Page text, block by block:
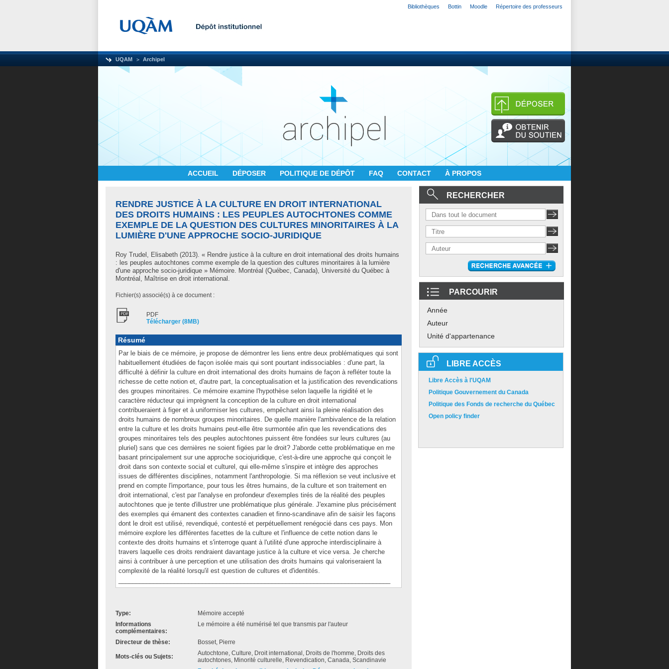
Bibliothèques Bottin Moodle Répertoire des professeurs
UQAM Archipel
ACCUEIL DÉPOSER POLITIQUE DE DÉPÔT FAQ CONTACT À PROPOS
RENDRE JUSTICE À LA CULTURE EN DROIT INTERNATIONAL
DES DROITS HUMAINS : LES PEUPLES AUTOCHTONES COMME
EXEMPLE DE LA QUESTION DES CULTURES MINORITAIRES À LA
LUMIÈRE D'UNE APPROCHE SOCIO-JURIDIQUE
Roy Trudel, Elisabeth (2013). « Rendre justice à la culture en droit international des droits humains
: les peuples autochtones comme exemple de la question des cultures minoritaires à la lumière
d'une approche socio-juridique » Mémoire. Montréal (Québec, Canada), Université du Québec à
Montréal, Maîtrise en droit international.
Fichier(s) associé(s) à ce document :
PDF
Télécharger (8MB)
Résumé
Par le biais de ce mémoire, je propose de démontrer les liens entre deux problématiques qui sont
habituellement étudiées de façon isolée mais qui sont pourtant indissociables : d'une part, la
difficulté à définir la culture en droit international des droits humains de façon à refléter toute la
richesse de cette notion et, d'autre part, la conceptualisation et la justification des revendications
des groupes minoritaires. Ce mémoire examine l'hypothèse selon laquelle la rigidité et le
caractère réducteur qui imprègnent la conception de la culture en droit international
contribueraient à figer et à uniformiser les cultures, empêchant ainsi la pleine réalisation des
droits humains de nombreux groupes minoritaires. De quelle manière l'ambivalence de la relation
entre la culture et les droits humains peut-elle être surmontée afin que les revendications des
groupes minoritaires tels des peuples autochtones puissent être fondées sur leurs cultures (au
pluriel) sans que ces dernières ne soient figées par le droit? J'aborde cette problématique en me
basant principalement sur une approche sociojuridique, c'est-à-dire une approche qui conçoit le
droit dans son contexte social et culturel, qui elle-même s'inspire et intègre des approches
issues de différentes disciplines, notamment l'anthropologie. Si ma réflexion se veut inclusive et
prend en compte l'importance, pour tous les êtres humains, de la culture et son traitement en
droit international, c'est par l'analyse en profondeur d'exemples tirés de la réalité des peuples
autochtones que je tente d'illustrer une problématique plus générale. J'examine plus précisément
des exemples qui émanent des contextes canadien et finno-scandinave afin de saisir les façons
dont le droit est utilisé, revendiqué, contesté et perpétuellement renégocié dans ces pays. Mon
mémoire explore les différentes facettes de la culture et l'influence de cette notion dans le
contexte des droits humains et s'interroge quant à l'utilité d'une approche interdisciplinaire à
travers laquelle ces droits rendraient davantage justice à la culture et vice versa. Je cherche
ainsi à contribuer à une perception et une utilisation des droits humains qui valoriseraient la
complexité de la réalité lorsqu'il est question de cultures et d'identités.
Type:
Mémoire accepté
Informations
complémentaires:
Le mémoire a été numérisé tel que transmis par l'auteur
Directeur de thèse: Bosset, Pierre
Mots-clés ou Sujets:
Autochtone, Culture, Droit international, Droits de l'homme, Droits des
autochtones, Minorité culturelle, Revendication, Canada, Scandinavie
RECHERCHER
PARCOURIR
Année
Auteur
Unité d'appartenance
LIBRE ACCÈS
Libre Accès à l'UQAM
Politique Gouvernement du Canada
Politique des Fonds de recherche du Québec
Open policy finder